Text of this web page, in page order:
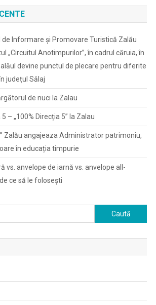
de Informare și Promovare Turistică Zalău
„Circuitul Anotimpurilor”, în cadrul căruia, în
devine punctul de plecare pentru diferite
județul Sălaj
de nuci la Zalau
– „100% Direcția 5” la Zalau
Zalău angajeaza Administrator patrimoniu,
în educația timpurie
vs. anvelope de iarnă vs. anvelope all-
ce să le folosești
Caută
după: